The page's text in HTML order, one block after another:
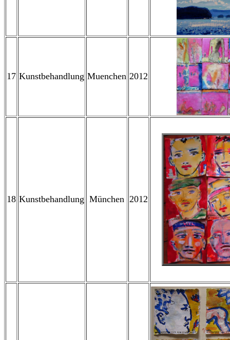
17 Kunstbehandlung Muenchen 2012
18 Kunstbehandlung München 2012